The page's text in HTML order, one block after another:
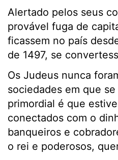
Alertado pelos seus
provável fuga de
ficassem no país
de 1497, se
Os Judeus nunca
sociedades em que
primordial é que
conectados com o
banqueiros e
o rei e poderosos,